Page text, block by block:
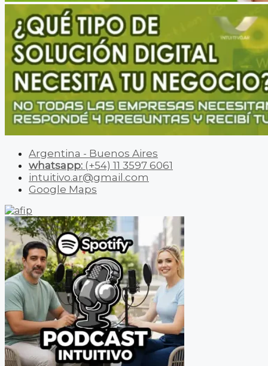
Argentina - Buenos Aires
whatsapp: (+54) 11 3597 6061
intuitivo.ar@gmail.com
Google Maps